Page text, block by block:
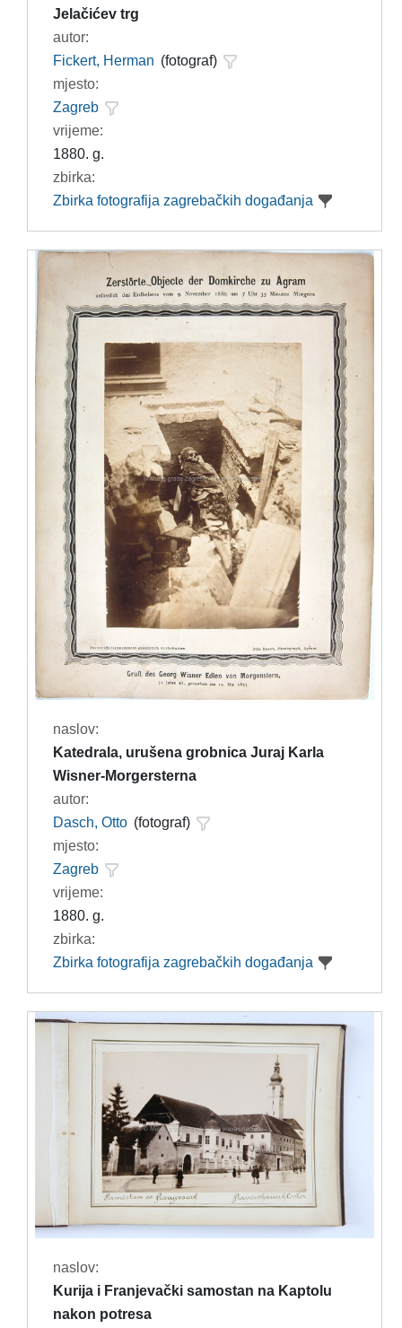
Jelačićev trg
autor:
Fickert, Herman (fotograf)
mjesto:
Zagreb
vrijeme:
1880. g.
zbirka:
Zbirka fotografija zagrebačkih događanja
naslov:
Katedrala, urušena grobnica Juraj Karla
Wisner-Morgersterna
autor:
Dasch, Otto (fotograf)
mjesto:
Zagreb
vrijeme:
1880. g.
zbirka:
Zbirka fotografija zagrebačkih događanja
naslov:
Kurija i Franjevački samostan na Kaptolu
nakon potresa